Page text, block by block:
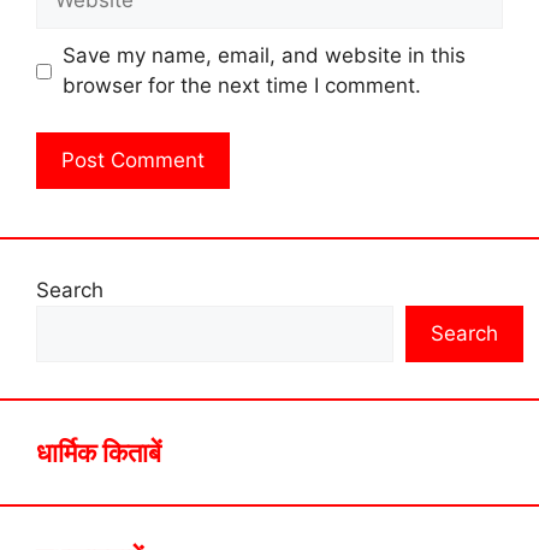
Save my name, email, and website in this
browser for the next time I comment.
Search
Search
धार्मिक किताबें